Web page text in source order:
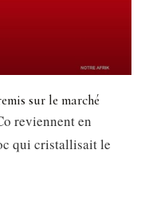
sur le marché
reviennent en
qui cristallisait le